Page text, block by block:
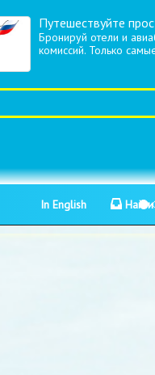
Путешествуйте
Бронируй отели и
комиссий. Только
In English